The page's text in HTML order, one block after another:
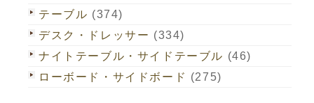
テーブル (374)
デスク・ドレッサー (334)
ナイトテーブル・サイドテーブル (46)
ローボード・サイドボード (275)